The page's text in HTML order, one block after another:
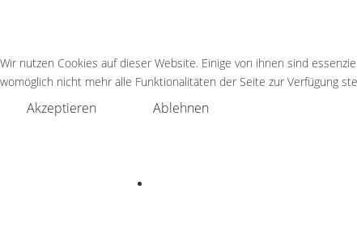
Wir nutzen Cookies auf dieser Website. Einige von ihnen sind
womöglich nicht mehr alle Funktionalitäten der Seite zur Verfügung
Akzeptieren Ablehnen